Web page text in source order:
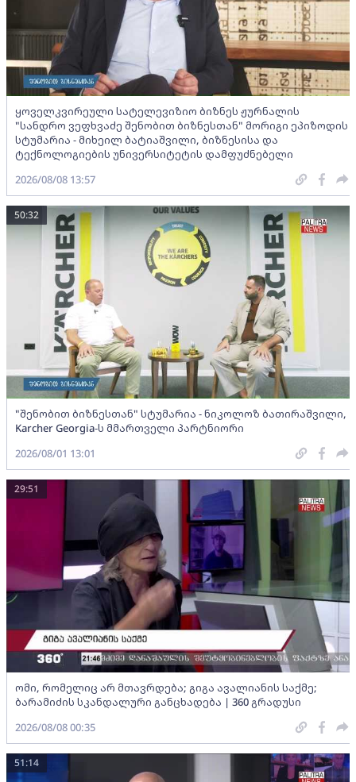
ყოველკვირეული სატელევიზიო ბიზნეს ჟურნალის
"სანდრო ვეფხვაძე შენობით ბიზნესთან" მორიგი ეპიზოდის
სტუმარია - მიხეილ ბატიაშვილი, ბიზნესისა და
ტექნოლოგიების უნივერსიტეტის დამფუძნებელი
2026/08/08 13:57
"შენობით ბიზნესთან" სტუმარია - ნიკოლოზ ბათირაშვილი,
Karcher Georgia-ს მმართველი პარტნიორი
50:32
2026/08/01 13:01
ომი, რომელიც არ მთავრდება; გიგა ავალიანის საქმე;
ბარამიძის სკანდალური განცხადება | 360 გრადუსი
29:51
2026/08/08 00:35
51:14